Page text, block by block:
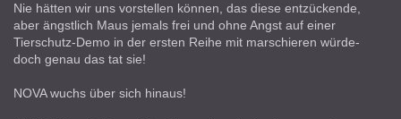
Nie hätten wir uns vorstellen können, das diese entzückende,
aber ängstlich Maus jemals frei und ohne Angst auf einer
Tierschutz-Demo in der ersten Reihe mit marschieren würde-
doch genau das tat sie!
NOVA wuchs über sich hinaus!